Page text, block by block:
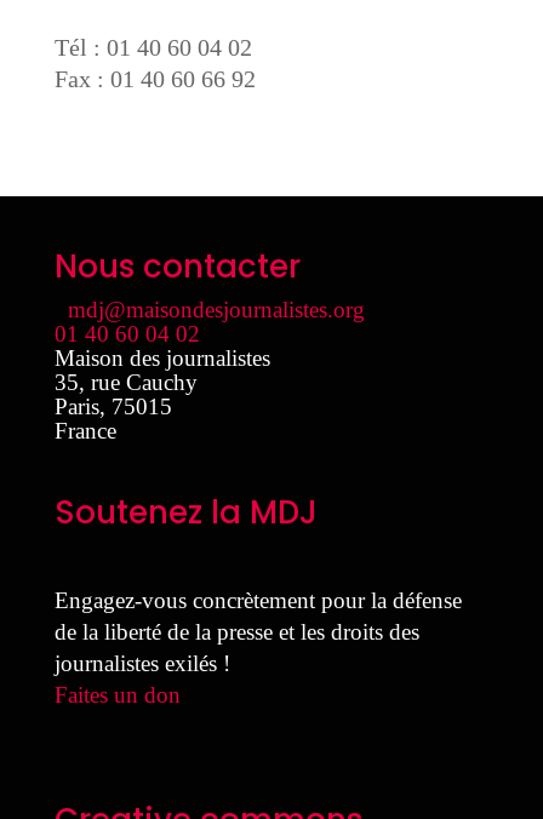
Tél : 01 40 60 04 02
Fax : 01 40 60 66 92
Nous contacter
mdj@maisondesjournalistes.org
01 40 60 04 02
Maison des journalistes
35, rue Cauchy
Paris, 75015
France
Soutenez la MDJ
Engagez-vous concrètement pour la défense
de la liberté de la presse et les droits des
journalistes exilés !
Faites un don